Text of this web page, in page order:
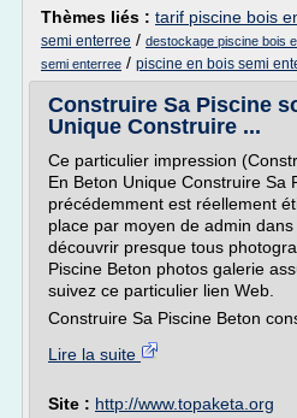
Thèmes liés : tarif piscine bois
semi enterree / destockage piscine bois
semi enterree / piscine en bois semi
Construire Sa Piscine
Unique Construire ...
Ce particulier impression
En Beton Unique Construire Sa
précédemment est réellement
place par moyen de admin
découvrir presque tous
Piscine Beton photos galerie
suivez ce particulier lien Web.
Construire Sa Piscine Beton
Lire la suite
Site : http://www.topaketa.org